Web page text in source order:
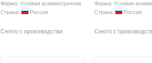
Форма: Угловая асимметричная
Страна:
Россия
Снято с производства
Форма: Угловая
Страна:
Россия
Снято с